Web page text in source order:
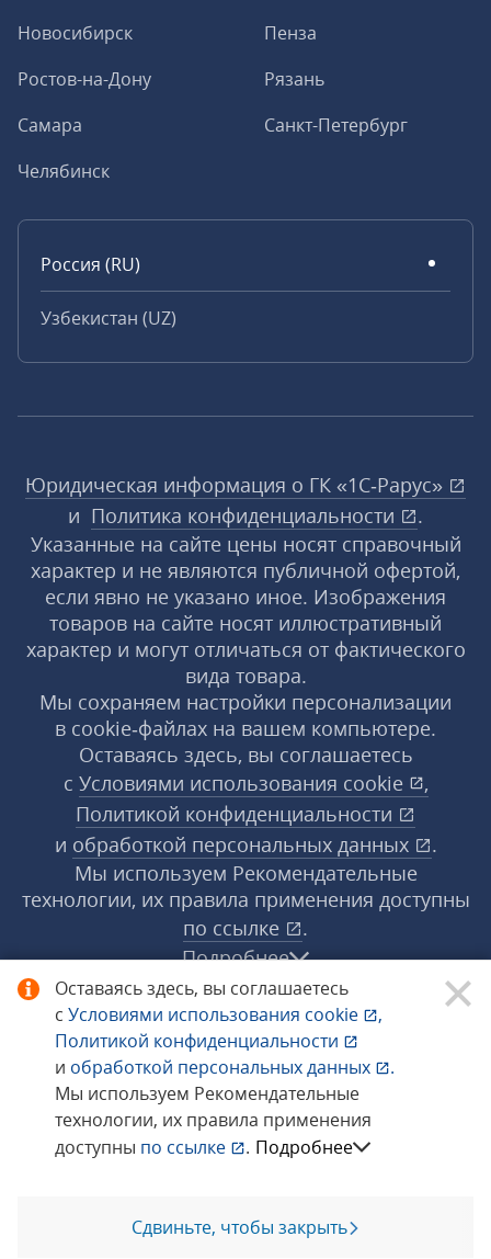
Оставаясь здесь, вы соглашаетесь
с Условиями использования cookie
,
Политикой конфиденциальности
и обработкой персональных данных
.
Мы используем Рекомендательные
технологии, их правила применения
доступны по ссылке . Подробнее
Сдвиньте, чтобы закрыть
Новосибирск
Пенза
Ростов-на-Дону
Рязань
Самара
Санкт-Петербург
Челябинск
Россия (RU)
Узбекистан (UZ)
Юридическая информация о ГК «1С‑Рарус»
и Политика конфиденциальности
.
Указанные на сайте цены носят справочный
характер и не являются публичной офертой,
если явно не указано иное. Изображения
товаров на сайте носят иллюстративный
характер и могут отличаться от фактического
вида товара.
Мы сохраняем настройки персонализации
в cookie‑файлах на вашем компьютере.
Оставаясь здесь, вы соглашаетесь
с Условиями использования cookie
,
Политикой конфиденциальности
и обработкой персональных данных
.
Мы используем Рекомендательные
технологии, их правила применения доступны
по ссылке
.
Подробнее
© 1998−2026 «1С‑Рарус» ®. Все права
защищены.
Сообщить об ошибке
Позвоните мне